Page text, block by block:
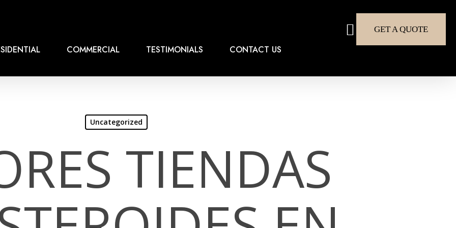
COMMERCIAL TESTIMONIALS CONTACT US
GET A QUOTE
search
Uncategorized
TIENDAS